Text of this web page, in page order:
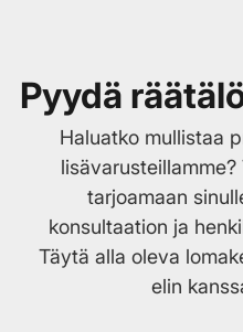
Pyydä
Haluatko mullistaa
tarjoamaan
konsultaation ja
Täytä alla oleva
elin